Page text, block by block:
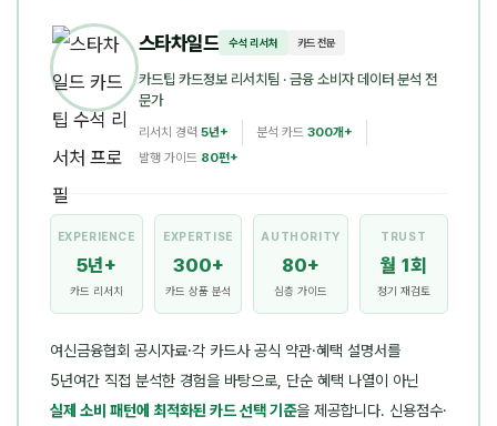
스타차일드 수석 리서처 카드 전문
카드팁 카드정보 리서치팀 · 금융 소비자 데이터 분석 전
문가
리서치 경력 5년+ 분석 카드 300개+
발행 가이드 80편+
EXPERIENCE
5년+
카드 리서치
EXPERTISE
300+
카드 상품 분석
AUTHORITY
80+
심층 가이드
TRUST
월 1회
정기 재검토
여신금융협회 공시자료·각 카드사 공식 약관·혜택 설명서를
5년여간 직접 분석한 경험을 바탕으로, 단순 혜택 나열이 아닌
실제 소비 패턴에 최적화된 카드 선택 기준을 제공합니다. 신용점수·